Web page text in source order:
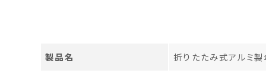
製品名 折りたたみ式アルミ